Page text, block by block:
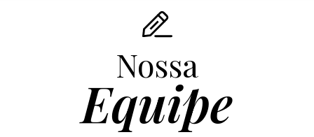
Nossa
Equipe